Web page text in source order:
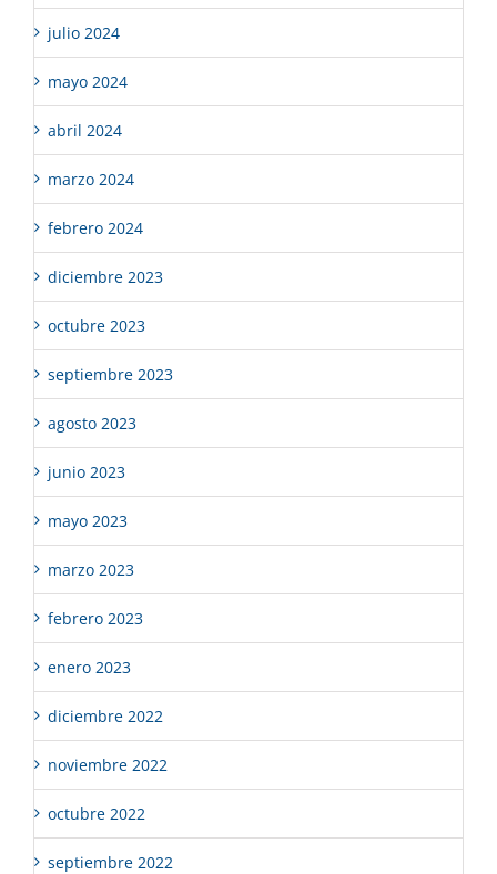
julio 2024
mayo 2024
abril 2024
marzo 2024
febrero 2024
diciembre 2023
octubre 2023
septiembre 2023
agosto 2023
junio 2023
mayo 2023
marzo 2023
febrero 2023
enero 2023
diciembre 2022
noviembre 2022
octubre 2022
septiembre 2022